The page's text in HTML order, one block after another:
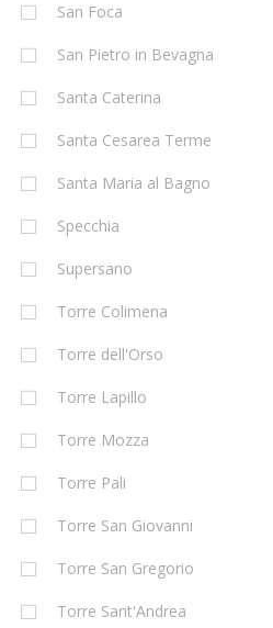
San Foca
San Pietro in Bevagna
Santa Caterina
Santa Cesarea Terme
Santa Maria al Bagno
Specchia
Supersano
Torre Colimena
Torre dell'Orso
Torre Lapillo
Torre Mozza
Torre Pali
Torre San Giovanni
Torre San Gregorio
Torre Sant'Andrea